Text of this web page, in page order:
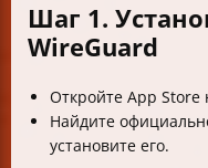
Шаг 1.
WireGuard
Откройте App Store
Найдите
установите его.